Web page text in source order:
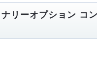
リーオプション コ